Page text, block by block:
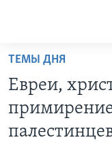
Перейти
основной
контент
Перейти
ПРОГРАММЫ
ПРОЕКТЫ
ТЕМЫ ДНЯ
Евреи,